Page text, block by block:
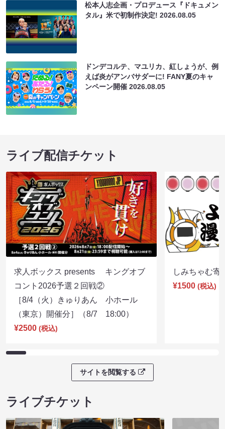
松本人志企画・プロデュース『ドキュメン
タル』米で初制作決定!2026.08.05
ドンデコルテ、マユリカ、紅しょうが、例
えば炎がアンバサダーに! FANY夏のキャ
ンペーン開催2026.08.05
ライブ配信チケット
求人ボックス presents キングオブ
コント2026予選２回戦②
［8/4（火）きゅりあん 小ホール
（東京）開催分］（8/7 18:00）
¥2500 (税込)
しみちゃむ
¥1500 (税込)
サイトを閲覧する
ライブチケット